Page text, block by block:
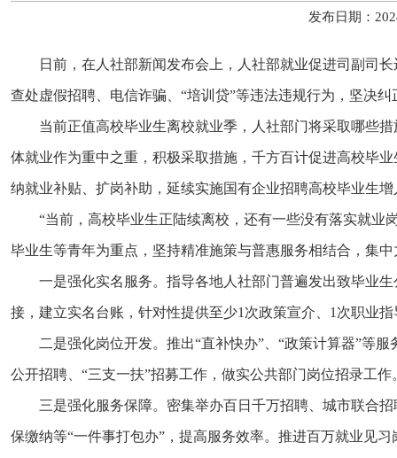
发布日期：
日前，在人社部新闻发布会上，人社部就业促进司副司
查处虚假招聘、电信诈骗、“培训贷”等违法违规行为，坚决
当前正值高校毕业生离校就业季，人社部门将采取哪些
体就业作为重中之重，积极采取措施，千方百计促进高校毕
纳就业补贴、扩岗补助，延续实施国有企业招聘高校毕业生
“当前，高校毕业生正陆续离校，还有一些没有落实就业
毕业生等青年为重点，坚持精准施策与普惠服务相结合，集
一是强化实名服务。指导各地人社部门普遍发出致毕业
接，建立实名台账，针对性提供至少1次政策宣介、1次职业
二是强化岗位开发。推出“直补快办”、“政策计算器”等
公开招聘、“三支一扶”招募工作，做实公共部门岗位招录工
三是强化服务保障。密集举办百日千万招聘、城市联合
保缴纳等“一件事打包办”，提高服务效率。推进百万就业见